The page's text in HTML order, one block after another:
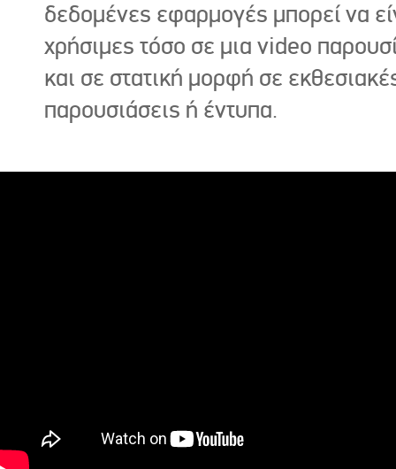
δεδομένες εφαρμογές μπορεί να
χρήσιμες τόσο σε μια video
και σε στατική μορφή σε
παρουσιάσεις ή έντυπα.